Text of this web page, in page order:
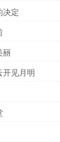
决定
丽
开见月明